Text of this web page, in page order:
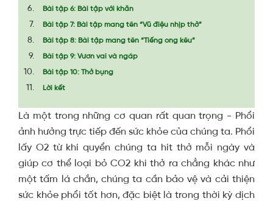
Bài tập 6: Bài tập với khăn
Bài tập 7: Bài tập mang tên “Vũ điệu nhịp thở”
Bài tập 8: Bài tập mang tên “Tiếng ong kêu”
Bài tập 9: Vươn vai và ngáp
Bài tập 10: Thở bụng
Lời kết
Là một trong những cơ quan rất quan trọng - Phổi
ảnh hưởng trực tiếp đến sức khỏe của chúng ta. Phổi
lấy O2 từ khí quyển chúng ta hít thở mỗi ngày và
giúp cơ thể loại bỏ CO2 khi thở ra chẳng khác như
một tấm lá chắn, chúng ta cần bảo vệ và cải thiện
sức khỏe phổi tốt hơn, đặc biệt là trong thời kỳ dịch